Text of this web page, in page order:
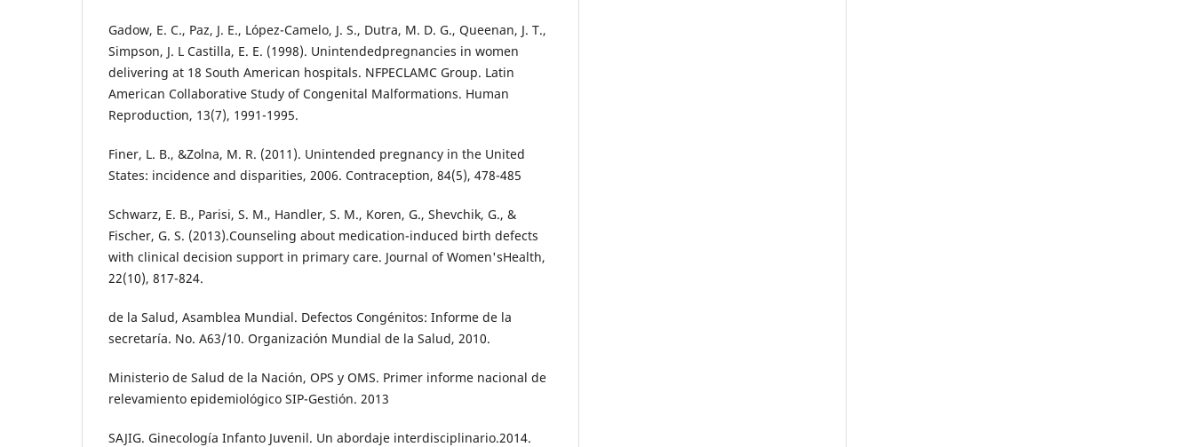
Gadow, E. C., Paz, J. E., López-Camelo, J. S., Dutra, M. D. G., Queenan, J. T.,
Simpson, J. L Castilla, E. E. (1998). Unintendedpregnancies in women
delivering at 18 South American hospitals. NFPECLAMC Group. Latin
American Collaborative Study of Congenital Malformations. Human
Reproduction, 13(7), 1991-1995.
Finer, L. B., &Zolna, M. R. (2011). Unintended pregnancy in the United
States: incidence and disparities, 2006. Contraception, 84(5), 478-485
Schwarz, E. B., Parisi, S. M., Handler, S. M., Koren, G., Shevchik, G., &
Fischer, G. S. (2013).Counseling about medication-induced birth defects
with clinical decision support in primary care. Journal of Women'sHealth,
22(10), 817-824.
de la Salud, Asamblea Mundial. Defectos Congénitos: Informe de la
secretaría. No. A63/10. Organización Mundial de la Salud, 2010.
Ministerio de Salud de la Nación, OPS y OMS. Primer informe nacional de
relevamiento epidemiológico SIP-Gestión. 2013
SAJIG. Ginecología Infanto Juvenil. Un abordaje interdisciplinario.2014.